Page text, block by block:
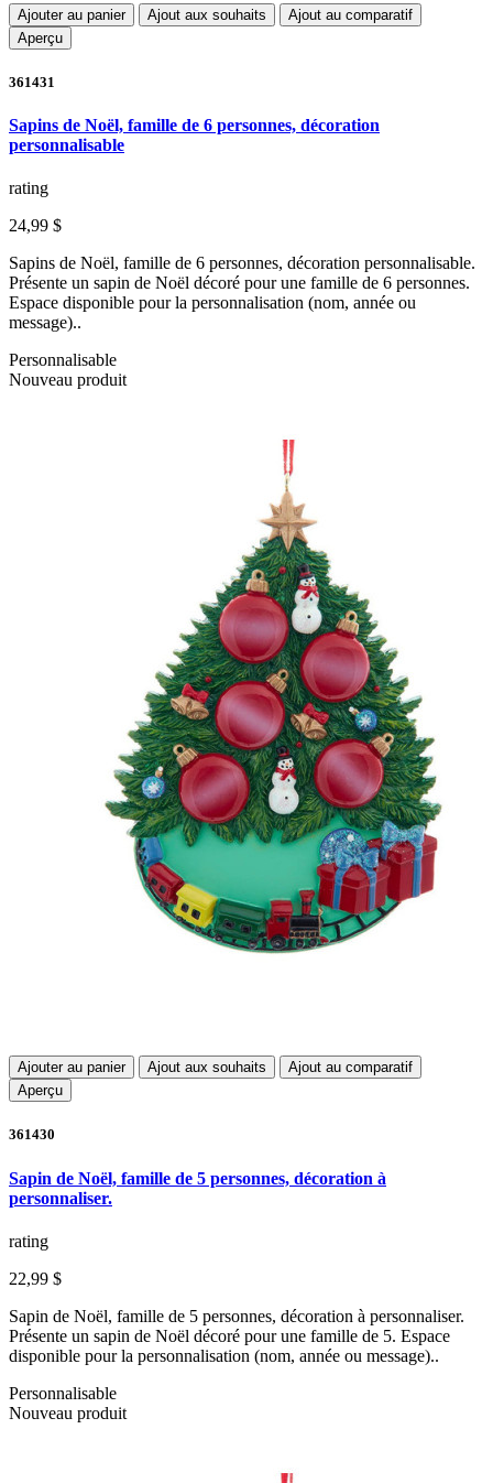
Ajouter au panier Ajout aux souhaits
Ajout au comparatif
Aperçu
361431
Sapins de Noël, famille de 6 personnes, décoration
personnalisable
rating
24,99 $
Sapins de Noël, famille de 6 personnes, décoration personnalisable.
Présente un sapin de Noël décoré pour une famille de 6 personnes.
Espace disponible pour la personnalisation (nom, année ou
message)..
Personnalisable
Nouveau produit
Ajouter au panier Ajout aux souhaits
Ajout au comparatif
Aperçu
361430
Sapin de Noël, famille de 5 personnes, décoration à
personnaliser.
rating
22,99 $
Sapin de Noël, famille de 5 personnes, décoration à personnaliser.
Présente un sapin de Noël décoré pour une famille de 5. Espace
disponible pour la personnalisation (nom, année ou message)..
Personnalisable
Nouveau produit